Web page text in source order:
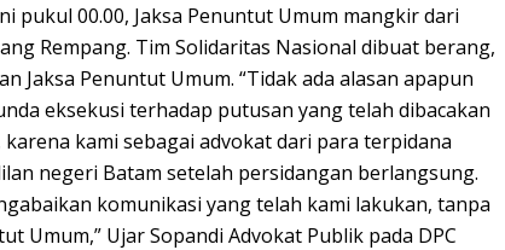
pukul 00.00, Jaksa Penuntut Umum mangkir dari
Rempang. Tim Solidaritas Nasional dibuat berang,
Jaksa Penuntut Umum. “Tidak ada alasan apapun
eksekusi terhadap putusan yang telah dibacakan
kami sebagai advokat dari para terpidana
negeri Batam setelah persidangan berlangsung.
komunikasi yang telah kami lakukan, tanpa
Umum,” Ujar Sopandi Advokat Publik pada DPC